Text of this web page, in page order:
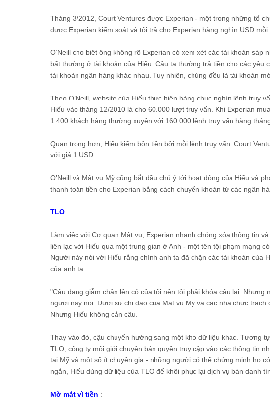
Tháng 3/2012, Court Ventures được Experian - một trong những tổ
được Experian kiểm soát và tôi trả cho Experian hàng nghìn USD mỗi
O’Neill cho biết ông không rõ Experian có xem xét các tài khoản
bất thường ở tài khoản của Hiếu. Cậu ta thường trả tiền cho các yêu
tài khoản ngân hàng khác nhau. Tuy nhiên, chúng đều là tài khoản
Theo O’Neill, website của Hiếu thực hiện hàng chục nghìn lệnh truy
Hiếu vào tháng 12/2010 là cho 60.000 lượt truy vấn. Khi Experian
1.400 khách hàng thường xuyên với 160.000 lệnh truy vấn hàng tháng.
Quan trọng hơn, Hiếu kiếm bộn tiền bởi mỗi lệnh truy vấn, Court
với giá 1 USD.
O’Neill và Mật vụ Mỹ cũng bắt đầu chú ý tới hoạt động của Hiếu và
thanh toán tiền cho Experian bằng cách chuyển khoản từ các ngân
TLO :
Làm việc với Cơ quan Mật vụ, Experian nhanh chóng xóa thông tin
liên lạc với Hiếu qua một trung gian ở Anh - một tên tội phạm mạng
Người này nói với Hiếu rằng chính anh ta đã chặn các tài khoản của
của anh ta.
"Cậu đang giẫm chân lên cỏ của tôi nên tôi phải khóa cậu lại. Nhưng
người này nói. Dưới sự chỉ đạo của Mật vụ Mỹ và các nhà chức
Nhưng Hiếu không cắn câu.
Thay vào đó, cậu chuyển hướng sang một kho dữ liệu khác. Tương
TLO, công ty môi giới chuyên bán quyền truy cập vào các thông tin
tại Mỹ và một số ít chuyên gia - những người có thể chứng minh họ
ngắn, Hiếu dùng dữ liệu của TLO để khôi phục lại dịch vụ bán danh
Mờ mắt vì tiền :